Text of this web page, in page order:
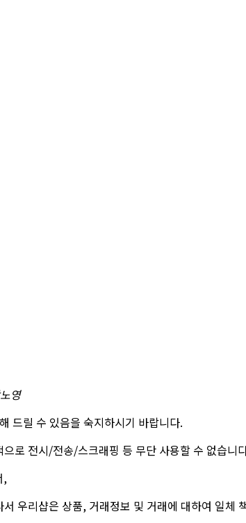
영
드릴 수 있음을 숙지하시기 바랍니다.
로 전시/전송/스크래핑 등 무단 사용할 수 없습니
,
우리샵은 상품, 거래정보 및 거래에 대하여 일체